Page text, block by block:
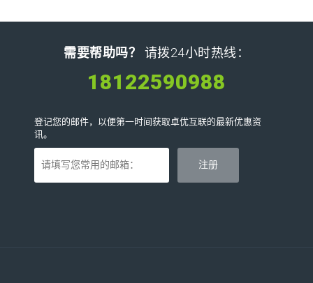
需要帮助吗？ 请拨24小时热线：
18122590988
登记您的邮件，以便第一时间获取卓优互联的最新优惠资
讯。